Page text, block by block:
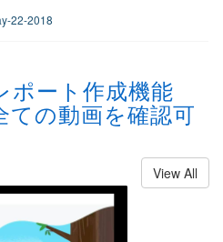
22-2018
ポート作成機能
の動画を確認可
View All